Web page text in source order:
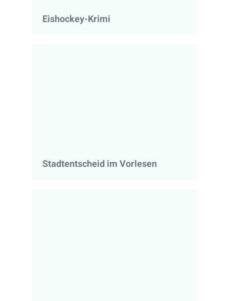
Eishockey-Krimi
Stadtentscheid im Vorlesen